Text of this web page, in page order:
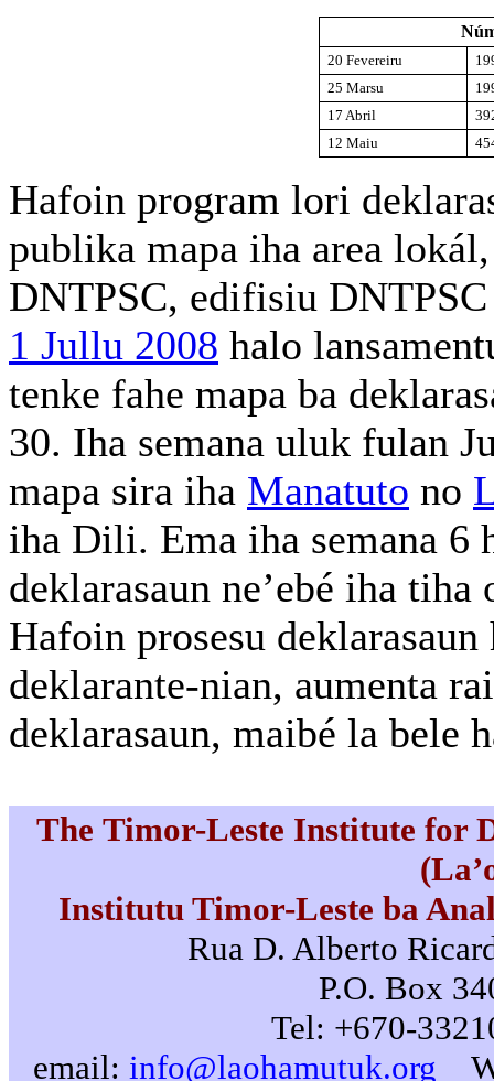
20 Fevereiru
25 Marsu
17 Abril
12 Maiu
Hafoin program lori
publika mapa iha area
DNTPSC, edifisiu
1 Jullu 2008 halo
tenke fahe mapa ba
30. Iha semana uluk fulan
mapa sira iha Manatuto no
iha Dili. Ema iha semana 6
deklarasaun ne’ebé iha
Hafoin prosesu
deklarante-nian, aumenta
deklarasaun, maibé la bele
The Timor-Leste Institute for
Institutu Timor-Leste ba
Rua D. Alberto
P.O. Box
Tel: +670-
email: info@laohamutuk.org